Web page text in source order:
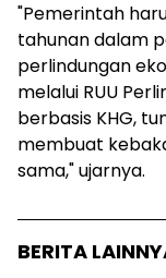
"Pemerintah
tahunan dalam
perlindungan
melalui RUU
berbasis KHG,
membuat
sama," ujarnya.
BERITA